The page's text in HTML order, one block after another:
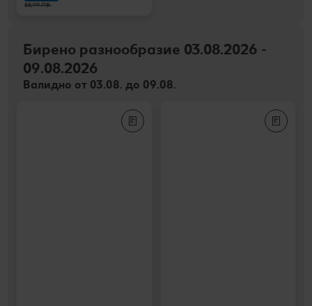
58,99 ЛВ.
Бирено разнообразие 03.08.2026 -
09.08.2026
Валидно от 03.08. до 09.08.